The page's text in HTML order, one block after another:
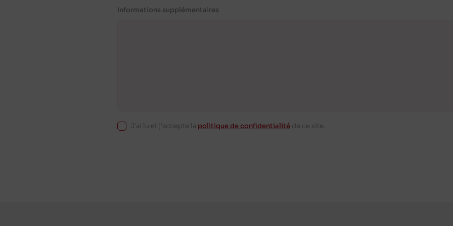
Informations supplémentaires
J'ai lu et j'accepte la politique de confidentialité de ce site.